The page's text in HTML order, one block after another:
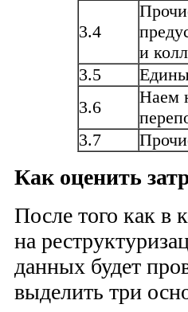
3.4
и
3.5
3.6
Наем
3.7
Как оценить
После того как в
на
данных будет
выделить три